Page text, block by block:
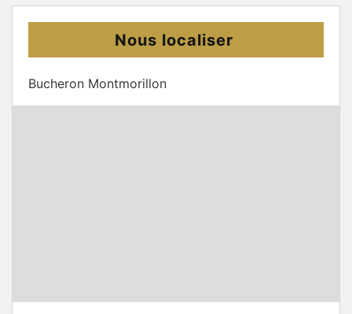
Nous localiser
Bucheron Montmorillon